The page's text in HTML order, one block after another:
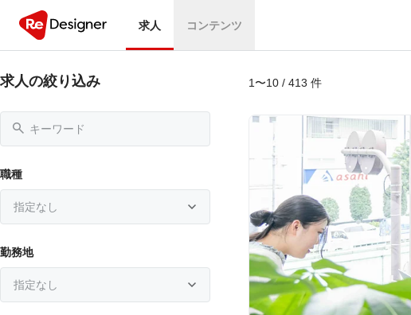
求人 コンテンツ
求人の絞り込み

職種
指定なし 
勤務地
指定なし 
1〜10 / 413 件